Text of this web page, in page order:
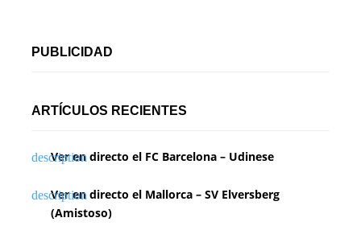
PUBLICIDAD
ARTÍCULOS RECIENTES
Ver en directo el FC Barcelona – Udinese
Ver en directo el Mallorca – SV Elversberg
(Amistoso)